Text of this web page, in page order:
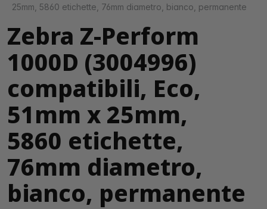
25mm, 5860 etichette, 76mm diametro, bianco, permanente
Zebra Z-Perform
1000D (3004996)
compatibili, Eco,
51mm x 25mm,
5860 etichette,
76mm diametro,
bianco, permanente